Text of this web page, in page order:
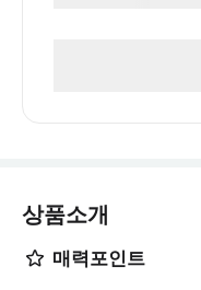
상품소개
매력포인트